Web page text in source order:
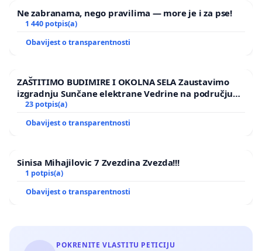
Ne zabranama, nego pravilima — more je i za pse!
1 440 potpis(a)
Obavijest o transparentnosti
ZAŠTITIMO BUDIMIRE I OKOLNA SELA Zaustavimo
izgradnju Sunčane elektrane Vedrine na području
Ugljana
23 potpis(a)
Obavijest o transparentnosti
Sinisa Mihajilovic 7 Zvezdina Zvezda!!!
1 potpis(a)
Obavijest o transparentnosti
POKRENITE VLASTITU PETICIJU